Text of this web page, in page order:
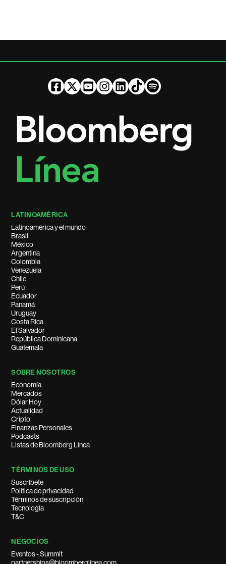
LATINOAMÉRICA
Latinoamérica y el mundo
Brasil
México
Argentina
Colombia
Venezuela
Chile
Perú
Ecuador
Panamá
Uruguay
Costa Rica
El Salvador
República Dominicana
Guatemala
SOBRE NOSOTROS
Economía
Mercados
Dólar Hoy
Actualidad
Cripto
Finanzas Personales
Podcasts
Listas de Bloomberg Línea
TÉRMINOS DE USO
Suscríbete
Política de privacidad
Términos de suscripción
Tecnología
T&C
NEGOCIOS
Eventos - Summit